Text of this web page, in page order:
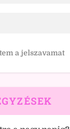
a jelszavamat